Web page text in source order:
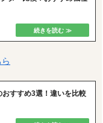
すすめ3選！違いを比較